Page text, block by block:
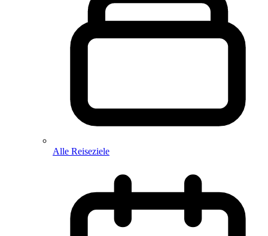
Alle Reiseziele